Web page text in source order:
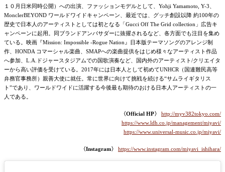
１０⽉⽇⽶同時公開）への出演、ファッションモデルとして、Yohji Yamamoto, Y-3、
MonclerBEYOND ワールドワイドキャンペーン、最近では、グッチ創設以降 約100年の
歴史で⽇本⼈のアーティストとしては初となる「Gucci Off The Grid collection」広告キ
ャンペーンに起⽤。同ブランドアンバサダーに抜擢されるなど、各⽅⾯でも注⽬を集め
ている。 映画『Mission: Impossible -Rogue Nation』⽇本版テーマソングのアレンジ制
作、HONDA コマーシャル楽曲、SMAPへの楽曲提供をはじめ様々なアーティスト作品
へ参加、L.A.ドジャースタジアムでの国歌演奏など、国内外のアーティスト/クリエイタ
ーから⾼い評価を受けている。2017年には⽇本⼈として初めてUNHCR（国連難⺠⾼等
弁務官事務所）親善⼤使に就任。常に世界に向けて挑戦を続ける“サムライギタリス
ト”であり、ワールドワイドに活躍する今後最も期待のおける⽇本⼈アーティストの⼀
⼈である。
〈Official HP〉
http://myv382tokyo.com/
https://www.ldh.co.jp/management/miyavi/
https://www.universal-music.co.jp/miyavi/
〈Instagram〉 https://www.instagram.com/miyavi_ishihara/